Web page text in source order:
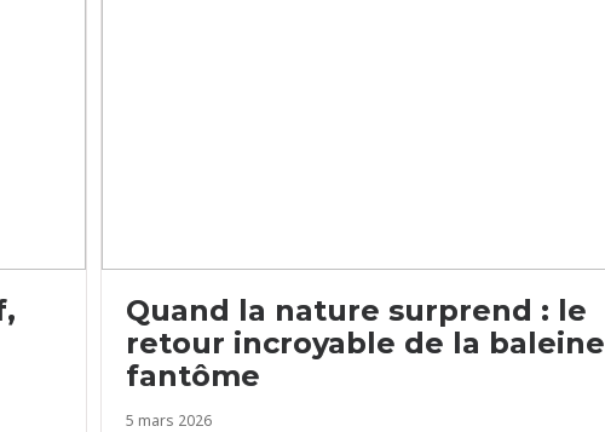
Quand la nature surprend : le
retour incroyable de la baleine
fantôme
5 mars 2026